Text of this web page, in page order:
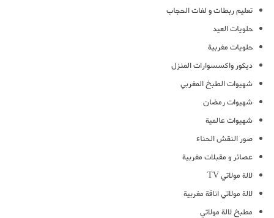
تعليم ربطات و لفات الحجاب
حلويات العيد
حلويات مغربية
ديكور واكسسوارات المنزل
شهيوات الطبخ المغربي
شهيوات رمضان
شهيوات عالمية
صور النقش الحناء
عصائر و مقبلات مغربية
لالة مولاتي TV
لالة مولاتي اناقة مغربية
مطبخ لالة مولاتي